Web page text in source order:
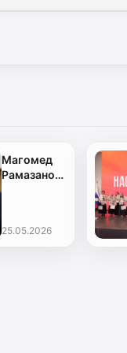
Магомед
Рамазанов
подчеркнул
летнего
25.05.2026